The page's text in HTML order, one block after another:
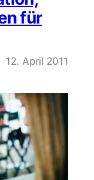
für
12. April 2011